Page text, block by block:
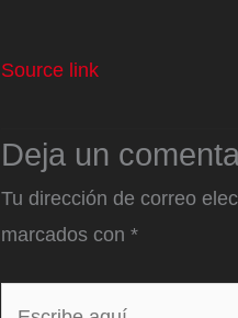
Source link
Deja un
Tu dirección de correo
marcados con *